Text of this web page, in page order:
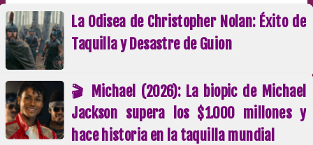
La Odisea de Christopher Nolan: Éxito de
Taquilla y Desastre de Guion
🎬 Michael (2026): La biopic de Michael
Jackson supera los $1.000 millones y
hace historia en la taquilla mundial